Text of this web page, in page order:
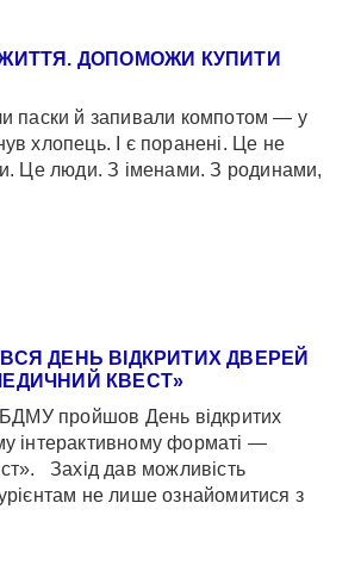
ЖИТТЯ. ДОПОМОЖИ КУПИТИ
паски й запивали компотом — у
хлопець. І є поранені. Це не
Це люди. З іменами. З родинами,
ДЕНЬ ВІДКРИТИХ ДВЕРЕЙ
КВЕСТ»
пройшов День відкритих
інтерактивному форматі —
Захід дав можливість
не лише ознайомитися з